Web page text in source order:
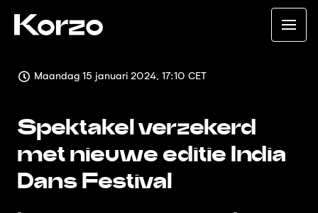
Maandag 15 januari 2024, 17:10 CET
Spektakel verzekerd
met nieuwe editie India
Dans Festival